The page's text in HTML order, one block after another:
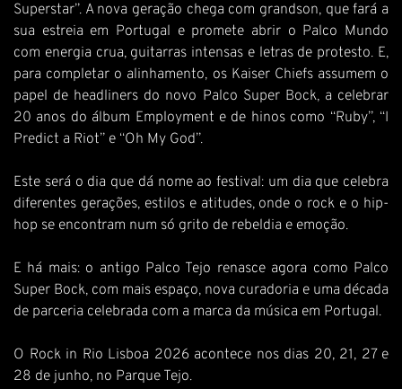
Superstar”. A nova geração chega com grandson, que fará a
sua estreia em Portugal e promete abrir o Palco Mundo
com energia crua, guitarras intensas e letras de protesto. E,
para completar o alinhamento, os Kaiser Chiefs assumem o
papel de headliners do novo Palco Super Bock, a celebrar
20 anos do álbum Employment e de hinos como “Ruby”, “I
Predict a Riot” e “Oh My God”.
Este será o dia que dá nome ao festival: um dia que celebra
diferentes gerações, estilos e atitudes, onde o rock e o hip-
hop se encontram num só grito de rebeldia e emoção.
E há mais: o antigo Palco Tejo renasce agora como Palco
Super Bock, com mais espaço, nova curadoria e uma década
de parceria celebrada com a marca da música em Portugal.
O Rock in Rio Lisboa 2026 acontece nos dias 20, 21, 27 e
28 de junho, no Parque Tejo.